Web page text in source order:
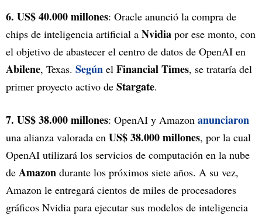
6. US$ 40.000 millones: Oracle anunció la compra de
chips de inteligencia artificial a Nvidia por ese monto, con
el objetivo de abastecer el centro de datos de OpenAI en
Abilene, Texas. Según el Financial Times, se trataría del
primer proyecto activo de Stargate.
7. US$ 38.000 millones: OpenAI y Amazon anunciaron
una alianza valorada en US$ 38.000 millones, por la cual
OpenAI utilizará los servicios de computación en la nube
de Amazon durante los próximos siete años. A su vez,
Amazon le entregará cientos de miles de procesadores
gráficos Nvidia para ejecutar sus modelos de inteligencia